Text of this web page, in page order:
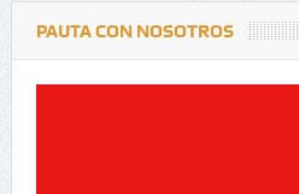
PAUTA CON NOSOTROS